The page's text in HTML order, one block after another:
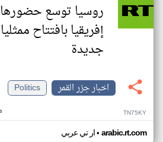
روسيا توسع
جديدة
اخبار جزر القمر
Politics
TN75KY
ار تي عربي• arabic.rt.com